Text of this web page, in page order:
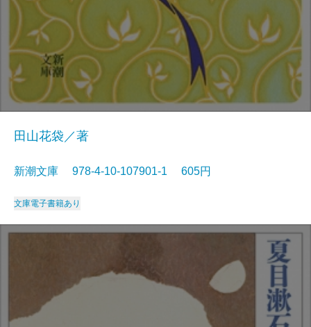
田山花袋／著
新潮文庫 978-4-10-107901-1 605円
文庫電子書籍あり